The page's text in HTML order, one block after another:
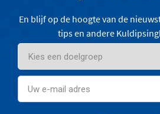
En blijf op de hoogte van de
tips en andere